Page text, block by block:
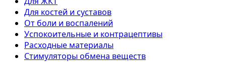
Для костей и суставов
От боли и воспалений
Успокоительные и контрацептивы
Расходные материалы
Стимуляторы обмена веществ